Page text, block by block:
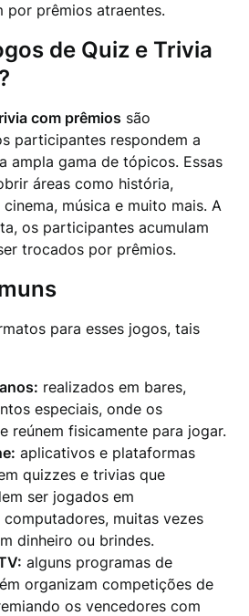
por prêmios atraentes.
de Quiz e Trivia
com prêmios são
participantes respondem a
ampla gama de tópicos. Essas
áreas como história,
música e muito mais. A
os participantes acumulam
trocados por prêmios.
para esses jogos, tais
realizados em bares,
especiais, onde os
reúnem fisicamente para jogar.
aplicativos e plataformas
quizzes e trivias que
ser jogados em
muitas vezes
dinheiro ou brindes.
alguns programas de
organizam competições de
os vencedores com